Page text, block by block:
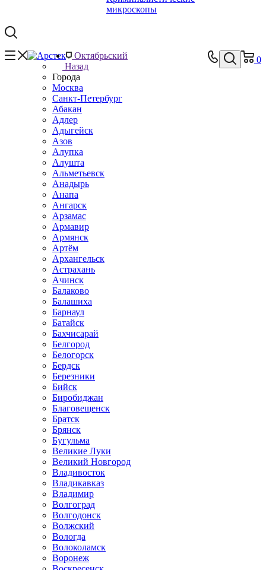
микроскопы
0
Октябрьский
Назад
Города
Москва
Санкт-Петербург
Абакан
Адлер
Адыгейск
Азов
Алупка
Алушта
Альметьевск
Анадырь
Анапа
Ангарск
Арзамас
Армавир
Армянск
Артём
Архангельск
Астрахань
Ачинск
Балаково
Балашиха
Барнаул
Батайск
Бахчисарай
Белгород
Белогорск
Бердск
Березники
Бийск
Биробиджан
Благовещенск
Братск
Брянск
Бугульма
Великие Луки
Великий Новгород
Владивосток
Владикавказ
Владимир
Волгоград
Волгодонск
Волжский
Вологда
Волоколамск
Воронеж